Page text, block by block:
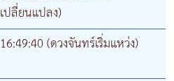
เปลี่ยนแปลง)
16:49:40 (ดวงจันทร์เริ่มแหว่ง)